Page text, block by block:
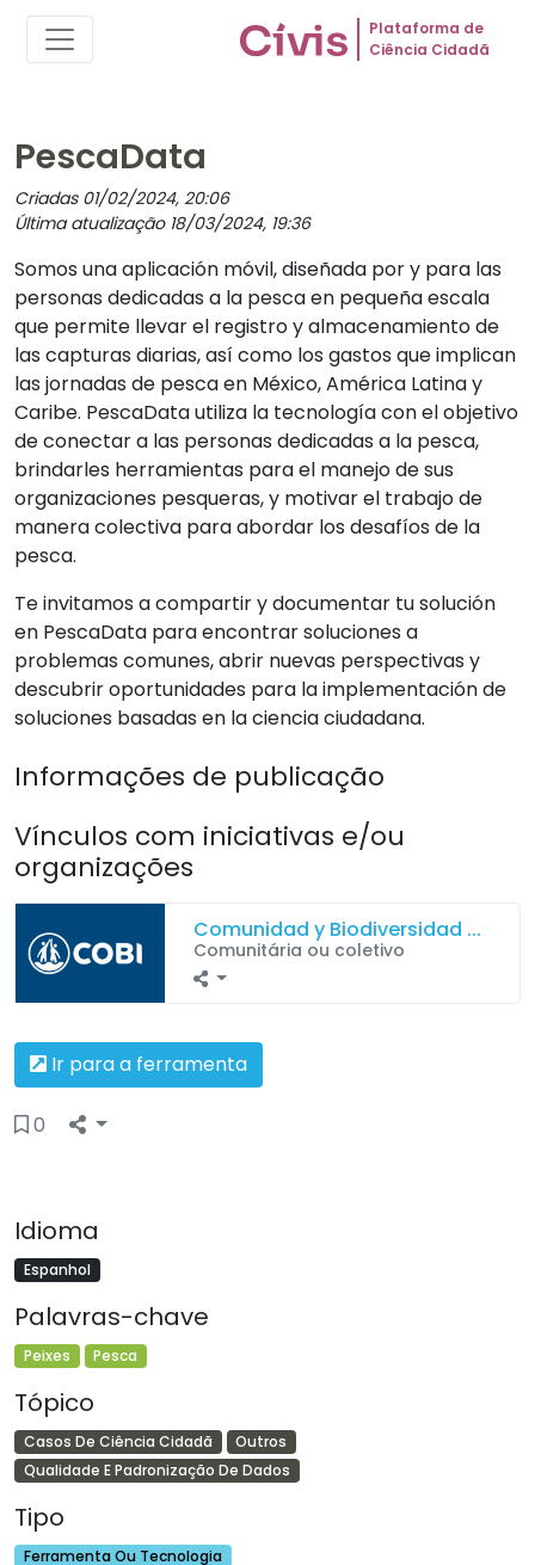
Plataforma de
Ciência Cidadã
PescaData
Criadas 01/02/2024, 20:06
Última atualização 18/03/2024, 19:36
Somos una aplicación móvil, diseñada por y para las
personas dedicadas a la pesca en pequeña escala
que permite llevar el registro y almacenamiento de
las capturas diarias, así como los gastos que implican
las jornadas de pesca en México, América Latina y
Caribe. PescaData utiliza la tecnología con el objetivo
de conectar a las personas dedicadas a la pesca,
brindarles herramientas para el manejo de sus
organizaciones pesqueras, y motivar el trabajo de
manera colectiva para abordar los desafíos de la
pesca.
Te invitamos a compartir y documentar tu solución
en PescaData para encontrar soluciones a
problemas comunes, abrir nuevas perspectivas y
descubrir oportunidades para la implementación de
soluciones basadas en la ciencia ciudadana.
Informações de publicação
Vínculos com iniciativas e/ou
organizações
Comunidad y Biodiversidad ...
Comunitária ou coletivo
Ir para a ferramenta
0
Idioma
Espanhol
Palavras-chave
Peixes Pesca
Tópico
Casos De Ciência Cidadã
Outros
Qualidade E Padronização De Dados
Tipo
Ferramenta Ou Tecnologia